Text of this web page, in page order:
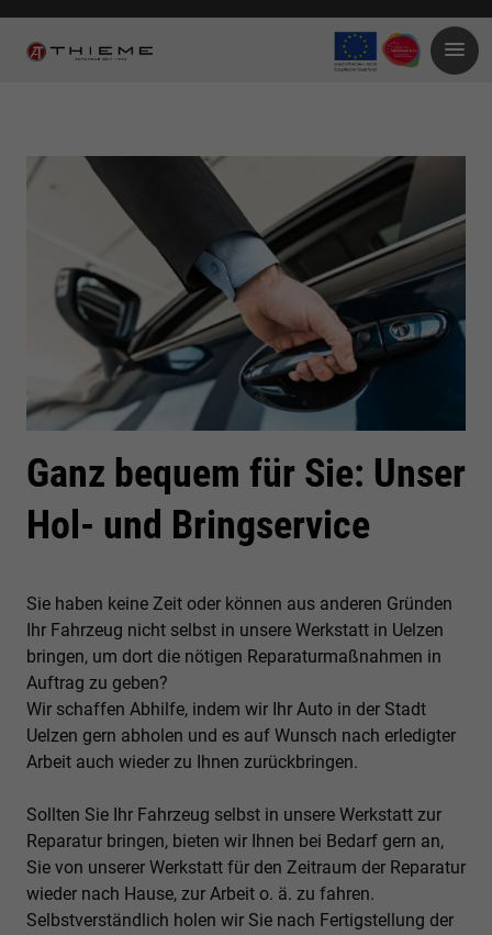
Ganz bequem für Sie: Unser
Hol- und Bringservice
Sie haben keine Zeit oder können aus anderen Gründen
Ihr Fahrzeug nicht selbst in unsere Werkstatt in Uelzen
bringen, um dort die nötigen Reparaturmaßnahmen in
Auftrag zu geben?
Wir schaffen Abhilfe, indem wir Ihr Auto in der Stadt
Uelzen gern abholen und es auf Wunsch nach erledigter
Arbeit auch wieder zu Ihnen zurückbringen.
Sollten Sie Ihr Fahrzeug selbst in unsere Werkstatt zur
Reparatur bringen, bieten wir Ihnen bei Bedarf gern an,
Sie von unserer Werkstatt für den Zeitraum der Reparatur
wieder nach Hause, zur Arbeit o. ä. zu fahren.
Selbstverständlich holen wir Sie nach Fertigstellung der